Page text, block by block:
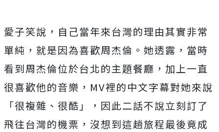
愛子笑說，自己當年來台灣的理由其實非常
單純，就是因為喜歡周杰倫。她透露，當時
看到周杰倫位於台北的主題餐廳，加上一直
很喜歡他的音樂，MV裡的中文字幕對她來說
「很複雜、很酷」，因此二話不說立刻訂了
飛往台灣的機票，沒想到這趟旅程最後竟成